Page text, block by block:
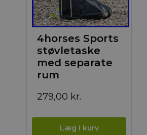
4horses Sports
støvletaske
med separate
rum
279,00 kr.